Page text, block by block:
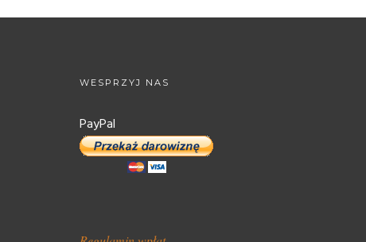
WESPRZYJ NAS
PayPal